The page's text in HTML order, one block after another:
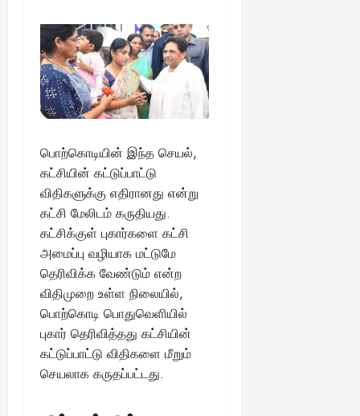
பொற்கொடியின் இந்த செயல்,
கட்சியின் கட்டுப்பாட்டு
விதிகளுக்கு எதிரானது என்று
கட்சி மேலிடம் கருதியது.
கட்சிக்குள் புகார்களை கட்சி
அமைப்பு வழியாக மட்டுமே
தெரிவிக்க வேண்டும் என்ற
விதிமுறை உள்ள நிலையில்,
பொற்கொடி பொதுவெளியில்
புகார் தெரிவித்தது கட்சியின்
கட்டுப்பாட்டு விதிகளை மீறும்
செயலாக கருதப்பட்டது.